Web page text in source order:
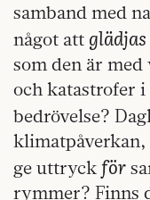
samband med
något att glädjas
som den är
och katastrofer
bedrövelse?
ge uttryck för
rymmer? Finns